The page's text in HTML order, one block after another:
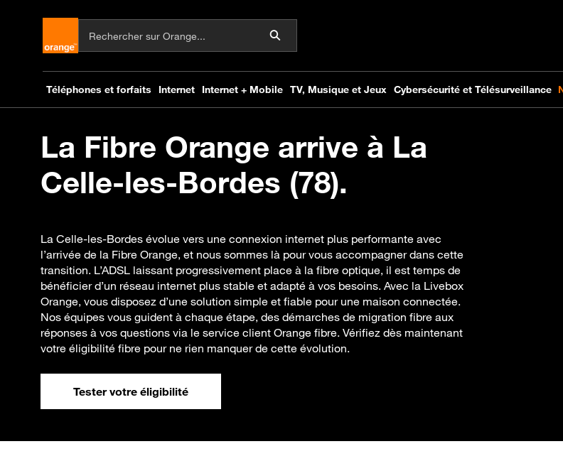
La Fibre Orange arrive à La
Celle-les-Bordes (78).
La Celle-les-Bordes évolue vers une connexion internet plus performante avec
l’arrivée de la Fibre Orange, et nous sommes là pour vous accompagner dans cette
transition. L’ADSL laissant progressivement place à la fibre optique, il est temps de
bénéficier d’un réseau internet plus stable et adapté à vos besoins. Avec la Livebox
Orange, vous disposez d’une solution simple et fiable pour une maison connectée.
Nos équipes vous guident à chaque étape, des démarches de migration fibre aux
réponses à vos questions via le service client Orange fibre. Vérifiez dès maintenant
votre éligibilité fibre pour ne rien manquer de cette évolution.
Tester votre éligibilité